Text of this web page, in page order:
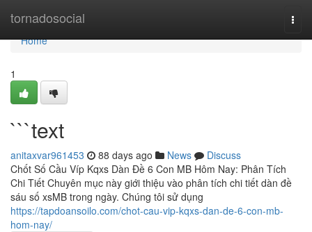
tornadosocial
Home
Home
1
```text
anitaxvar961453 88 days ago News
Discuss
Chốt Số Cầu Víp Kqxs Dàn Đề 6 Con MB Hôm Nay: Phân Tích
Chi Tiết Chuyên mục này giới thiệu vào phân tích chi tiết dàn đề
sáu số xsMB trong ngày. Chúng tôi sử dụng
https://tapdoansoilo.com/chot-cau-vip-kqxs-dan-de-6-con-mb-
hom-nay/